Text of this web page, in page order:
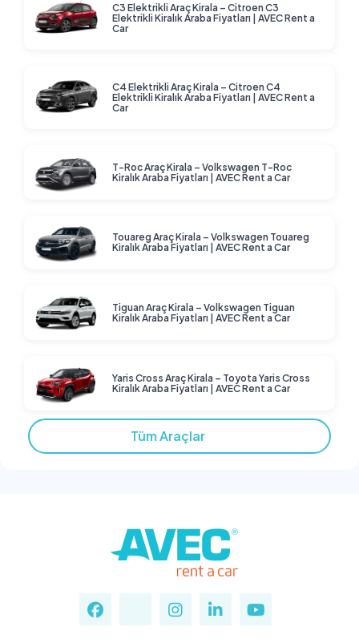
C3 Elektrikli Araç Kirala – Citroen C3
Elektrikli Kiralık Araba Fiyatları | AVEC Rent a
Car
C4 Elektrikli Araç Kirala – Citroen C4
Elektrikli Kiralık Araba Fiyatları | AVEC Rent a
Car
T-Roc Araç Kirala – Volkswagen T-Roc
Kiralık Araba Fiyatları | AVEC Rent a Car
Touareg Araç Kirala – Volkswagen Touareg
Kiralık Araba Fiyatları | AVEC Rent a Car
Tiguan Araç Kirala – Volkswagen Tiguan
Kiralık Araba Fiyatları | AVEC Rent a Car
Yaris Cross Araç Kirala – Toyota Yaris Cross
Kiralık Araba Fiyatları | AVEC Rent a Car
Tüm Araçlar